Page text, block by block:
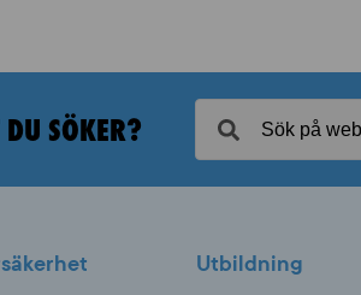
SÖKER?
Utbildning